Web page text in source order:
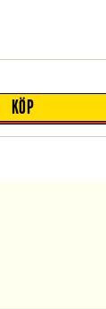
KÖP